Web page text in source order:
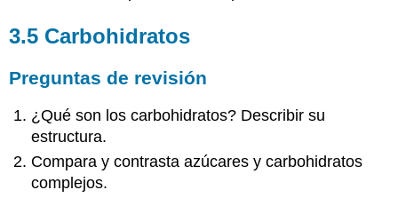
3.5 Carbohidratos
Preguntas de revisión
¿Qué son los carbohidratos? Describir su
estructura.
Compara y contrasta azúcares y carbohidratos
complejos.